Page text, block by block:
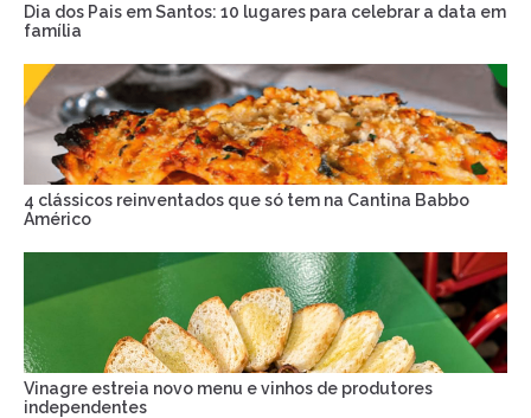
Dia dos Pais em Santos: 10 lugares para celebrar a data em
família
4 clássicos reinventados que só tem na Cantina Babbo
Américo
Vinagre estreia novo menu e vinhos de produtores
independentes